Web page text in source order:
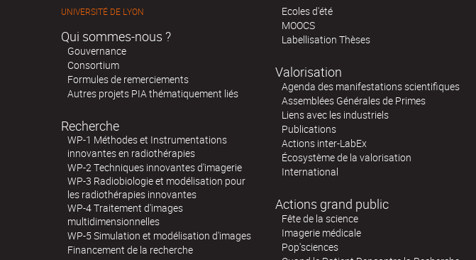
UNIVERSITÉ DE LYON
Qui sommes-nous ?
Gouvernance
Consortium
Formules de remerciements
Autres projets PIA thématiquement liés
Recherche
WP-1 Méthodes et Instrumentations
innovantes en radiothérapies
WP-2 Techniques innovantes d'imagerie
WP-3 Radiobiologie et modélisation pour
les radiothérapies innovantes
WP-4 Traitement d'images
multidimensionnelles
WP-5 Simulation et modélisation d'images
Financement de la recherche
Ecoles d'été
MOOCS
Labellisation Thèses
Valorisation
Agenda des manifestations scientifiques
Assemblées Générales de Primes
Liens avec les industriels
Publications
Actions inter-LabEx
Écosystème de la valorisation
International
Actions grand public
Fête de la science
Imagerie médicale
Pop'sciences